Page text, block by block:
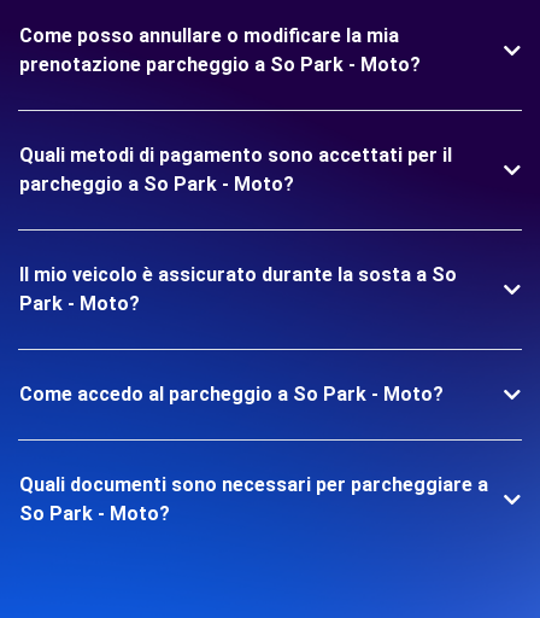
Come posso annullare o modificare la mia
prenotazione parcheggio a So Park - Moto?
Quali metodi di pagamento sono accettati per il
parcheggio a So Park - Moto?
Il mio veicolo è assicurato durante la sosta a So
Park - Moto?
Come accedo al parcheggio a So Park - Moto?
Quali documenti sono necessari per parcheggiare a
So Park - Moto?